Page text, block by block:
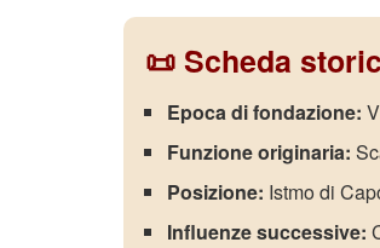
📜 Scheda
Epoca di fondazione:
Funzione originaria:
Posizione: Istmo di
Influenze successive: